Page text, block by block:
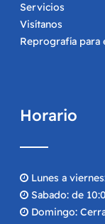
Servicios
Visítanos
Reprografía para
Horario
Lunes a
Sabado: de
Domingo: